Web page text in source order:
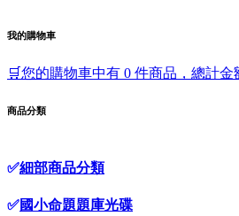
我的購物車
🛒您的購物車中有 0 件商品，總計金
商品分類
✅細部商品分類
✅國小命題題庫光碟